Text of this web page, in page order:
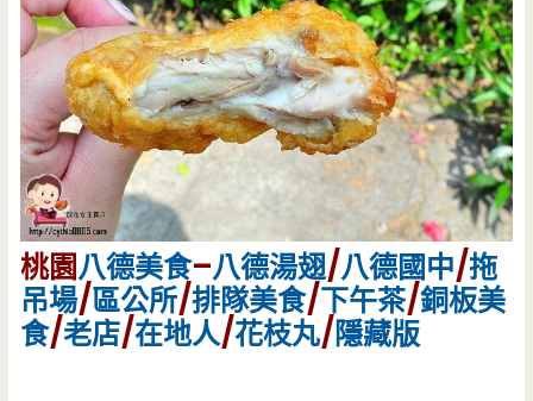
桃園八德美食–八德湯翅/八德國中/拖
吊場/區公所/排隊美食/下午茶/銅板美
食/老店/在地人/花枝丸/隱藏版